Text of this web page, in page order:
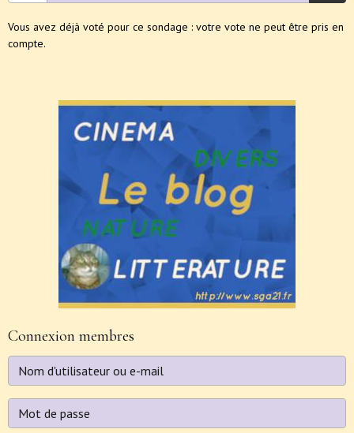
Vous avez déjà voté pour ce sondage : votre vote ne peut être pris en
compte.
Connexion membres